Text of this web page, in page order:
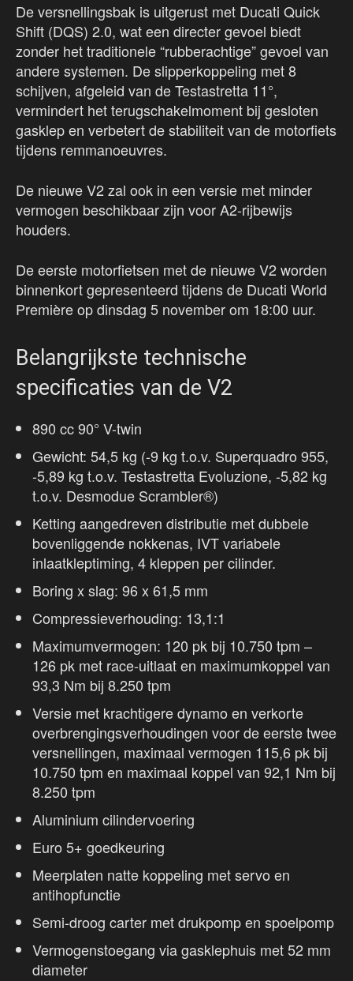
De versnellingsbak is uitgerust met Ducati Quick
Shift (DQS) 2.0, wat een directer gevoel biedt
zonder het traditionele “rubberachtige” gevoel van
andere systemen. De slipperkoppeling met 8
schijven, afgeleid van de Testastretta 11°,
vermindert het terugschakelmoment bij gesloten
gasklep en verbetert de stabiliteit van de motorfiets
tijdens remmanoeuvres.
De nieuwe V2 zal ook in een versie met minder
vermogen beschikbaar zijn voor A2-rijbewijs
houders.
De eerste motorfietsen met de nieuwe V2 worden
binnenkort gepresenteerd tijdens de Ducati World
Première op dinsdag 5 november om 18:00 uur.
Belangrijkste technische
specificaties van de V2
890 cc 90° V-twin
Gewicht: 54,5 kg (-9 kg t.o.v. Superquadro 955,
-5,89 kg t.o.v. Testastretta Evoluzione, -5,82 kg
t.o.v. Desmodue Scrambler®)
Ketting aangedreven distributie met dubbele
bovenliggende nokkenas, IVT variabele
inlaatkleptiming, 4 kleppen per cilinder.
Boring x slag: 96 x 61,5 mm
Compressieverhouding: 13,1:1
Maximumvermogen: 120 pk bij 10.750 tpm –
126 pk met race-uitlaat en maximumkoppel van
93,3 Nm bij 8.250 tpm
Versie met krachtigere dynamo en verkorte
overbrengingsverhoudingen voor de eerste twee
versnellingen, maximaal vermogen 115,6 pk bij
10.750 tpm en maximaal koppel van 92,1 Nm bij
8.250 tpm
Aluminium cilindervoering
Euro 5+ goedkeuring
Meerplaten natte koppeling met servo en
antihopfunctie
Semi-droog carter met drukpomp en spoelpomp
Vermogenstoegang via gasklephuis met 52 mm
diameter